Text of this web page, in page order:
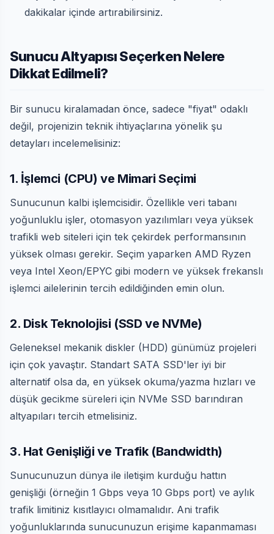
dakikalar içinde artırabilirsiniz.
Sunucu Altyapısı Seçerken Nelere
Dikkat Edilmeli?
Bir sunucu kiralamadan önce, sadece "fiyat" odaklı
değil, projenizin teknik ihtiyaçlarına yönelik şu
detayları incelemelisiniz:
1. İşlemci (CPU) ve Mimari Seçimi
Sunucunun kalbi işlemcisidir. Özellikle veri tabanı
yoğunluklu işler, otomasyon yazılımları veya yüksek
trafikli web siteleri için tek çekirdek performansının
yüksek olması gerekir. Seçim yaparken AMD Ryzen
veya Intel Xeon/EPYC gibi modern ve yüksek frekanslı
işlemci ailelerinin tercih edildiğinden emin olun.
2. Disk Teknolojisi (SSD ve NVMe)
Geleneksel mekanik diskler (HDD) günümüz projeleri
için çok yavaştır. Standart SATA SSD'ler iyi bir
alternatif olsa da, en yüksek okuma/yazma hızları ve
düşük gecikme süreleri için NVMe SSD barındıran
altyapıları tercih etmelisiniz.
3. Hat Genişliği ve Trafik (Bandwidth)
Sunucunuzun dünya ile iletişim kurduğu hattın
genişliği (örneğin 1 Gbps veya 10 Gbps port) ve aylık
trafik limitiniz kısıtlayıcı olmamalıdır. Ani trafik
yoğunluklarında sunucunuzun erişime kapanmaması